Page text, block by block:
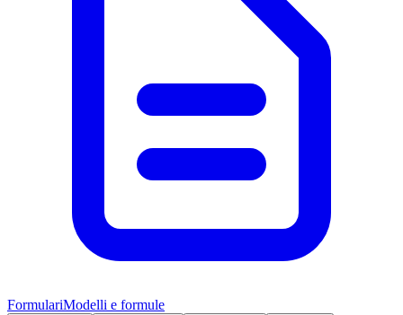
FormulariModelli e formule